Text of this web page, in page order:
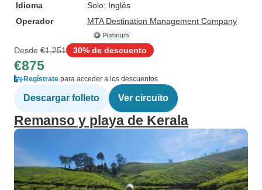
Idioma
Solo: Inglés
Operador
MTA Destination Management Company
Desde €1,251 30% de descuento
€875
Regístrate para acceder a los descuentos
Descargar folleto Ver circuito
Remanso y playa de Kerala